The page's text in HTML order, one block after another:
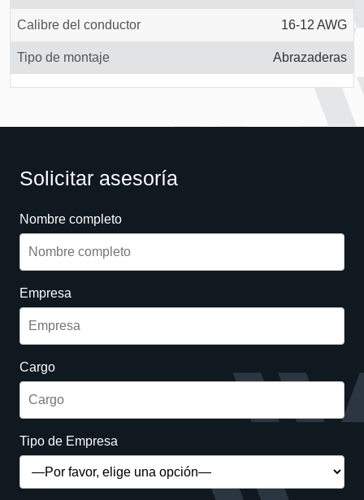
Calibre del conductor 16-12 AWG
Tipo de montaje Abrazaderas
Solicitar asesoría
Nombre completo
Empresa
Cargo
Tipo de Empresa